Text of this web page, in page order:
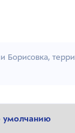
Борисовка,